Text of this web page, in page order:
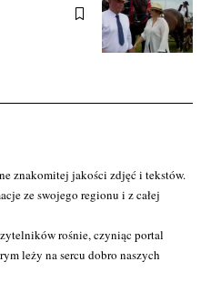
znakomitej jakości zdjęć i tekstów.
ze swojego regionu i z całej
rośnie, czyniąc portal
leży na sercu dobro naszych